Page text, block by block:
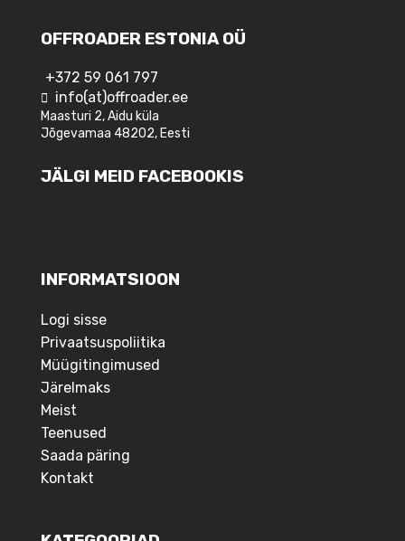
OFFROADER ESTONIA OÜ
+372 59 061 797
info(at)offroader.ee
Maasturi 2, Aidu küla
Jõgevamaa 48202, Eesti
JÄLGI MEID FACEBOOKIS
INFORMATSIOON
Logi sisse
Privaatsuspoliitika
Müügitingimused
Järelmaks
Meist
Teenused
Saada päring
Kontakt